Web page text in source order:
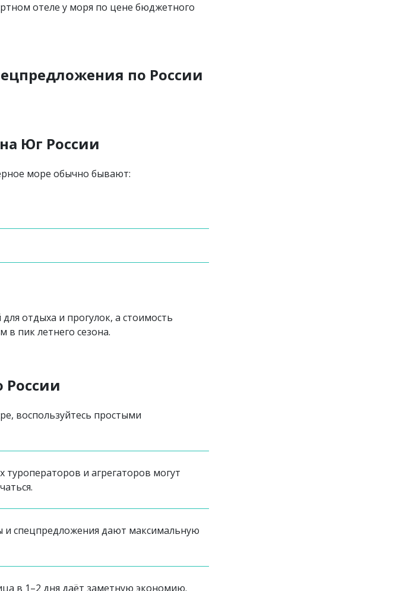
отеле у моря по цене бюджетного
по России
Юг России
море обычно бывают:
отдыха и прогулок, а стоимость
в пик летнего сезона.
России
воспользуйтесь простыми
туроператоров и агрегаторов могут
и спецпредложения дают максимальную
в 1–2 дня даёт заметную экономию.